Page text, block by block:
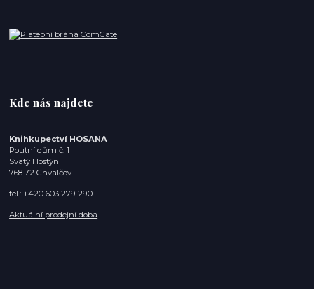
Kde nás najdete
Knihkupectví HOSANA
Poutní dům č. 1
Svatý Hostýn
768 72 Chvalčov
tel.: +420 603 279 290
Aktuální prodejní doba